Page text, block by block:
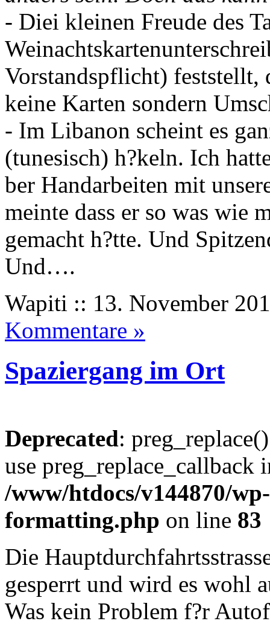
- Diei kleinen Freude des
Vorstandspflicht) feststellt,
keine Karten sondern
- Im Libanon scheint es
(tunesisch) h?keln. Ich
ber Handarbeiten mit
meinte dass er so was wie
gemacht h?tte. Und
Und….
Wapiti :: 13. November
Kommentare »
Spaziergang im Ort
Deprecated:
use preg_replace_callback
/www/htdocs/v144870/
formatting.php on line 83
Die
gesperrt und wird es wohl
Was kein Problem f?r